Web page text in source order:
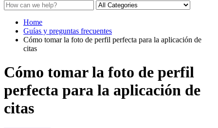
Home
Guías y preguntas frecuentes
Cómo tomar la foto de perfil perfecta para la aplicación de
citas
Cómo tomar la foto de perfil
perfecta para la aplicación de
citas